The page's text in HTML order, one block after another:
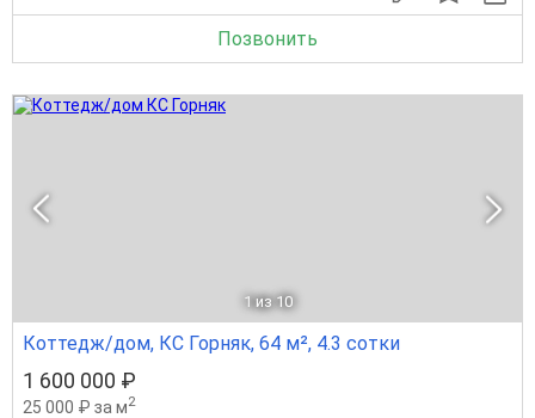
Позвонить
1 из 10
Коттедж/дом, КС Горняк, 64 м², 4.3 сотки
1 600 000 ₽
25 000 ₽ за м2